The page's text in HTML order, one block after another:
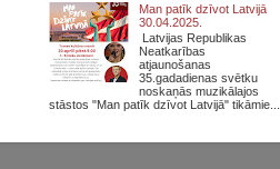
Man patīk dzīvot Latvijā
30.04.2025.
Latvijas Republikas
Neatkarības
atjaunošanas
35.gadadienas svētku
noskaņās muzikālajos
stāstos "Man patīk dzīvot Latvijā" tikāmie...